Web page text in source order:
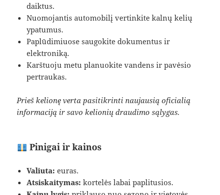
daiktus.
Nuomojantis automobilį vertinkite kalnų kelių
ypatumus.
Paplūdimiuose saugokite dokumentus ir
elektroniką.
Karštuoju metu planuokite vandens ir pavėsio
pertraukas.
Prieš kelionę verta pasitikrinti naujausią oficialią
informaciją ir savo kelionių draudimo sąlygas.
Pinigai ir kainos
Valiuta: euras.
Atsiskaitymas: kortelės labai paplitusios.